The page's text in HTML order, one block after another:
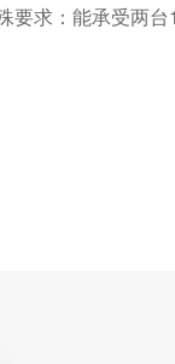
求：能承受两台